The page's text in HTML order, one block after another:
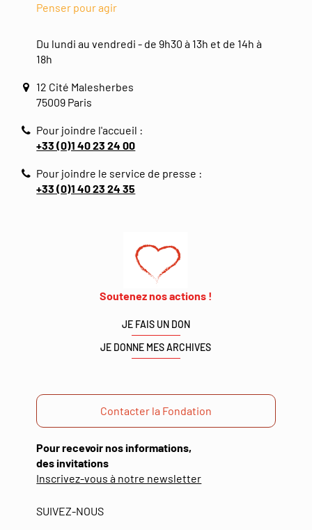
Penser pour agir
Du lundi au vendredi - de 9h30 à 13h et de 14h à
18h
12 Cité Malesherbes
75009 Paris
Pour joindre l'accueil :
+33 (0)1 40 23 24 00
Pour joindre le service de presse :
+33 (0)1 40 23 24 35
Soutenez nos actions !
JE FAIS UN DON
JE DONNE MES ARCHIVES
Contacter la Fondation
Pour recevoir nos informations,
des invitations
Inscrivez-vous à notre newsletter(ouverture
SUIVEZ-NOUS